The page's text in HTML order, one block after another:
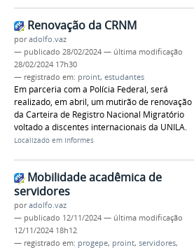
Renovação da CRNM
poradolfo.vaz
— publicado 28/02/2024 — última modificação
28/02/2024 17h30
— registrado em: proint, estudantes
Em parceria com a Polícia Federal, será
realizado, em abril, um mutirão de renovação
da Carteira de Registro Nacional Migratório
voltado a discentes internacionais da UNILA.
Localizado em Informes
Mobilidade acadêmica de
servidores
poradolfo.vaz
— publicado 12/11/2024 — última modificação
12/11/2024 18h12
— registrado em: progepe, proint, servidores,